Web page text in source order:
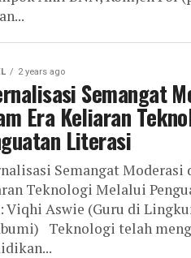
2 years ago
Semangat
Era Keliaran
Literasi
Semangat Moderasi
Teknologi Melalui
Viqhi Aswie (Guru di
Teknologi telah